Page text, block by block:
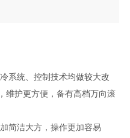
系统、控制技术均做较大改
维护更方便，备有高档万向滚
简洁大方，操作更加容易